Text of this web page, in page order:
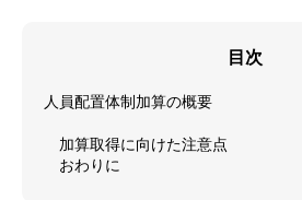
目次
人員配置体制加算の概要
加算取得に向けた注意点
おわりに